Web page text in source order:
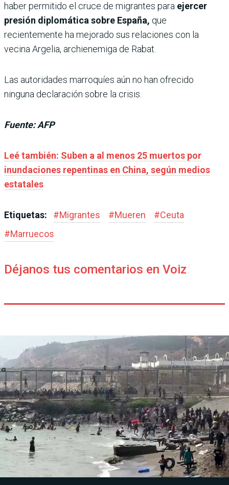
haber permitido el cruce de migrantes para ejercer
presión diplomática sobre España, que
recientemente ha mejorado sus relaciones con la
vecina Argelia, archienemiga de Rabat.
Las autoridades marroquíes aún no han ofrecido
ninguna declaración sobre la crisis.
Fuente: AFP
Leé también: Suben a al menos 25 muertos por
inundaciones repentinas en China, según medios
estatales
Etiquetas: #Migrantes #Mueren #Ceuta
#Marruecos
Déjanos tus comentarios en Voiz